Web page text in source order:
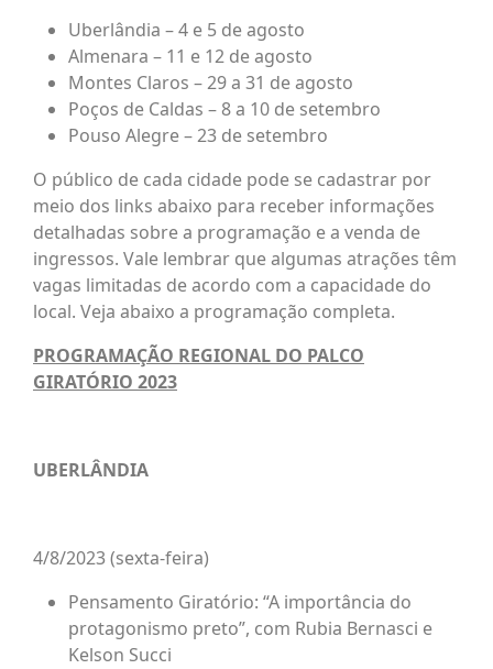
Uberlândia – 4 e 5 de agosto
Almenara – 11 e 12 de agosto
Montes Claros – 29 a 31 de agosto
Poços de Caldas – 8 a 10 de setembro
Pouso Alegre – 23 de setembro
O público de cada cidade pode se cadastrar por
meio dos links abaixo para receber informações
detalhadas sobre a programação e a venda de
ingressos. Vale lembrar que algumas atrações têm
vagas limitadas de acordo com a capacidade do
local. Veja abaixo a programação completa.
PROGRAMAÇÃO REGIONAL DO PALCO
GIRATÓRIO 2023
UBERLÂNDIA
4/8/2023 (sexta-feira)
Pensamento Giratório: “A importância do
protagonismo preto”, com Rubia Bernasci e
Kelson Succi